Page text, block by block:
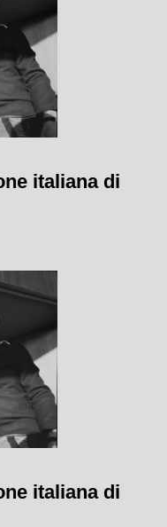
italiana di
italiana di